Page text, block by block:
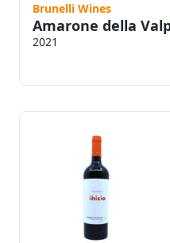
Brunelli Wines
Amarone della
2021